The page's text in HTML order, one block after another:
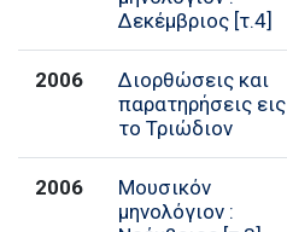
Δεκέμβριος [τ.4]
2006
Διορθώσεις και
παρατηρήσεις εις
το Τριώδιον
2006
Μουσικόν
μηνολόγιον :